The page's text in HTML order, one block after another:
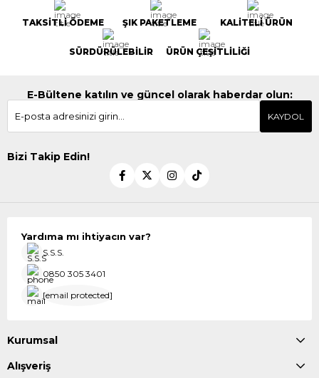
TAKSİTLİ ÖDEME ŞIK PAKETLEME KALİTELİ ÜRÜN
SÜRDÜRÜLEBİLİR ÜRÜN ÇEŞİTLİLİĞİ
E-Bültene katılın ve güncel olarak haberdar olun:
KAYDOL
Bizi Takip Edin!
Yardıma mı ihtiyacın var?
S.S.S.
0850 305 3401
[email protected]
Kurumsal
Alışveriş